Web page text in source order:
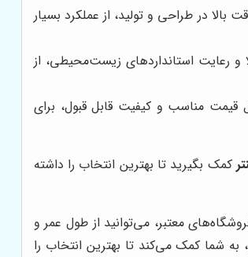
در طراحی و تولید، از عملکرد بسیار
و رعایت استانداردهای زیست‌محیطی، از
قیمت مناسب و کیفیت قابل قبول، برای
کمک بگیرید تا بهترین انتخاب را داشته
معتبر، می‌توانید از طول عمر و
به شما کمک می‌کند تا بهترین انتخاب را